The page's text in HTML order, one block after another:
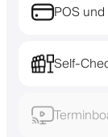
POS
Self-